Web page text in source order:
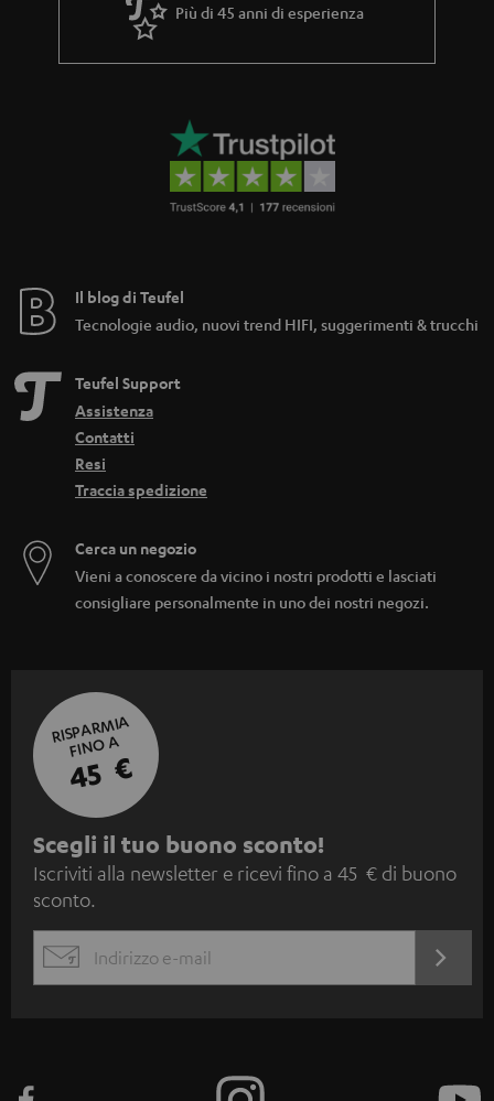
Più di 45 anni di esperienza
Il blog di Teufel
Tecnologie audio, nuovi trend HIFI, suggerimenti & trucchi
Teufel Support
Assistenza
Contatti
Resi
Traccia spedizione
Cerca un negozio
Vieni a conoscere da vicino i nostri prodotti e lasciati
consigliare personalmente in uno dei nostri negozi.
RISPARMIA
FINO A
45 €
I
s
c
Scegli il tuo buono sconto!
Iscriviti alla newsletter e ricevi fino a 45 € di buono
sconto.
EMAIL
ORA